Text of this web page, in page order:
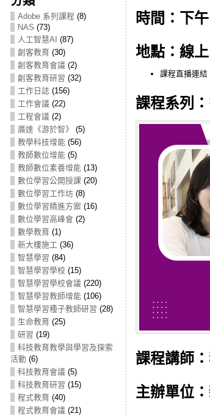
Adobe 系列課程 (8)
NAS (73)
人工智慧AI (87)
創客教育 (30)
創客教育會議 (2)
創客教育研習 (32)
工作日誌 (156)
工作會議 (22)
工程會議 (2)
廣達《游於智》
(5)
教學科技增能(56)
教師數位增能(5)
教師數位素養增能(13)
數位學習公開授課 (20)
數位學習工作坊(8)
數位學習精進方案 (16)
數位學習高峰會 (2)
數學教育 (1)
新大樓施工 (36)
智慧學習 (84)
智慧學習學校 (15)
智慧學習學校會議 (220)
智慧學習教師增能(106)
智慧學習種子教師研習 (28)
生命教育 (25)
研習 (19)
科技教育教學與學習及探索
活動 (6)
科技教育會議 (5)
科技教育研習 (15)
程式教育 (40)
程式教育會議 (21)
時間：下
地點：線上
課程直播連結
課程系列
課程講師
主辦單位